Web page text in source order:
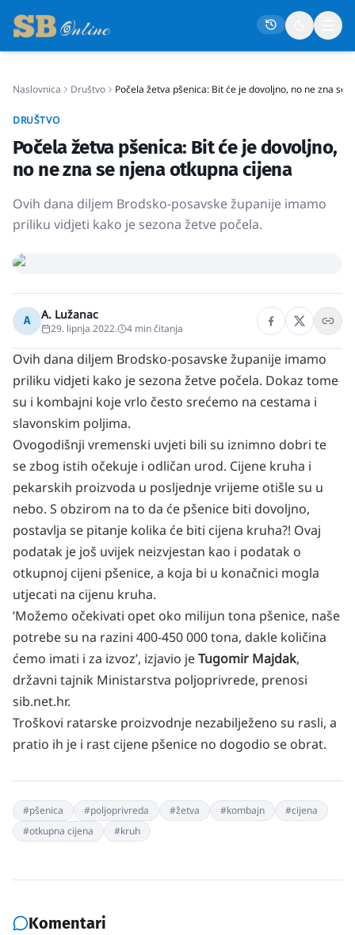
Politika
Osmrtnice
Naslovnica Društvo Počela žetva pšenica: Bit će je dovoljno, no ne zna se
DRUŠTVO
Počela žetva pšenica: Bit će je dovoljno,
no ne zna se njena otkupna cijena
Ovih dana diljem Brodsko-posavske županije imamo
priliku vidjeti kako je sezona žetve počela.
A A. Lužanac
29. lipnja 2022. 4 min čitanja
Ovih dana diljem Brodsko-posavske županije imamo
priliku vidjeti kako je sezona žetve počela. Dokaz tome
su i kombajni koje vrlo često srećemo na cestama i
slavonskim poljima.
Ovogodišnji vremenski uvjeti bili su iznimno dobri te
se zbog istih očekuje i odličan urod. Cijene kruha i
pekarskih proizvoda u posljednje vrijeme otišle su u
nebo. S obzirom na to da će pšenice biti dovoljno,
postavlja se pitanje kolika će biti cijena kruha?! Ovaj
podatak je još uvijek neizvjestan kao i podatak o
otkupnoj cijeni pšenice, a koja bi u konačnici mogla
utjecati na cijenu kruha.
’Možemo očekivati opet oko milijun tona pšenice, naše
potrebe su na razini 400-450 000 tona, dakle količina
ćemo imati i za izvoz’, izjavio jeTugomir Majdak,
državni tajnik Ministarstva poljoprivrede, prenosi
sib.net.hr.
Troškovi ratarske proizvodnje nezabilježeno su rasli, a
pratio ih je i rast cijene pšenice no dogodio se obrat.
#pšenica #poljoprivreda #žetva #kombajn #cijena
#otkupna cijena #kruh
Komentari